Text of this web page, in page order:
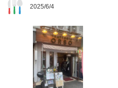
2025/6/4